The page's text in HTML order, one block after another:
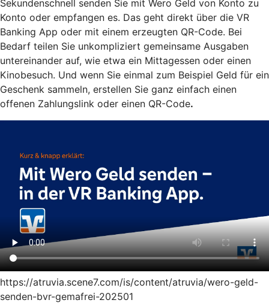
Sekundenschnell senden Sie mit Wero Geld von Konto zu
Konto oder empfangen es. Das geht direkt über die VR
Banking App oder mit einem erzeugten QR-Code. Bei
Bedarf teilen Sie unkompliziert gemeinsame Ausgaben
untereinander auf, wie etwa ein Mittagessen oder einen
Kinobesuch. Und wenn Sie einmal zum Beispiel Geld für ein
Geschenk sammeln, erstellen Sie ganz einfach einen
offenen Zahlungslink oder einen QR-Code.
https://atruvia.scene7.com/is/content/atruvia/wero-geld-
senden-bvr-gemafrei-202501